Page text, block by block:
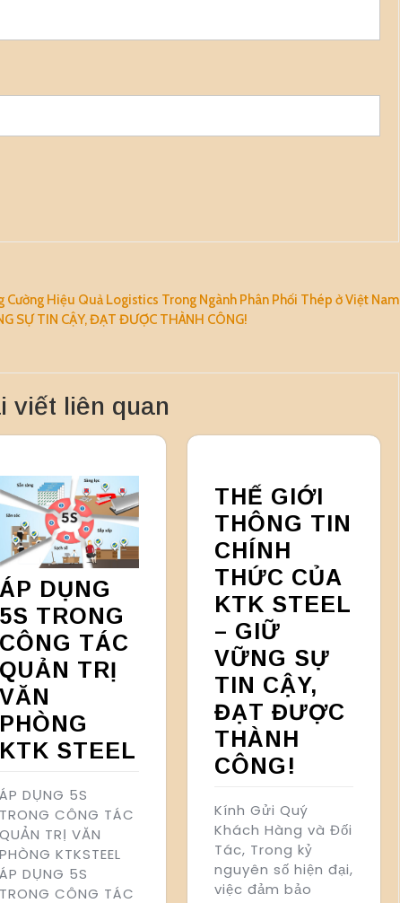
Cường Hiệu Quả Logistics Trong Ngành Phân Phối Thép ở Việt Nam
SỰ TIN CẬY, ĐẠT ĐƯỢC THÀNH CÔNG!
viết liên quan
ÁP DỤNG
5S TRONG
CÔNG TÁC
QUẢN TRỊ
VĂN
PHÒNG
KTK STEEL
ÁP DỤNG 5S
TRONG CÔNG TÁC
QUẢN TRỊ VĂN
PHÒNG KTKSTEEL
ÁP DỤNG 5S
TRONG CÔNG TÁC
THẾ GIỚI
THÔNG TIN
CHÍNH
THỨC CỦA
KTK STEEL
– GIỮ
VỮNG SỰ
TIN CẬY,
ĐẠT ĐƯỢC
THÀNH
CÔNG!
Kính Gửi Quý
Khách Hàng và Đối
Tác, Trong kỷ
nguyên số hiện đại,
việc đảm bảo